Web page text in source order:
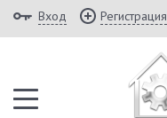
Вход Регистрация